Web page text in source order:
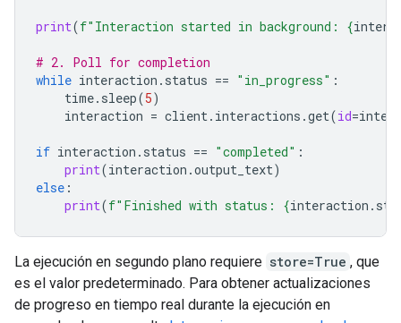
print(f"Interaction started in background: {
# 2. Poll for completion
while interaction . status == "in_progress" :
time. sleep(5)
interaction = client. interactions .get(id=
if interaction . status == "completed" :
print(interaction .output_text)
else :
print(f"Finished with status: {interaction .
La ejecución en segundo plano requiere store=True , que
es el valor predeterminado. Para obtener actualizaciones
de progreso en tiempo real durante la ejecución en